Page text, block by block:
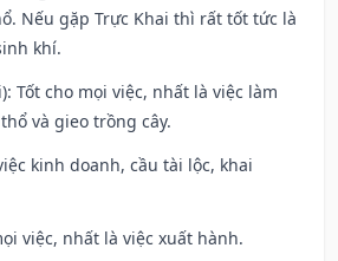
Nếu gặp Trực Khai thì rất tốt tức là
khí.
Tốt cho mọi việc, nhất là việc làm
và gieo trồng cây.
kinh doanh, cầu tài lộc, khai
việc, nhất là việc xuất hành.